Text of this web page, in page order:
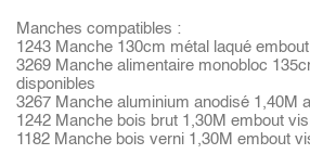
Manches compatibles :
1243 Manche 130cm métal laqué
3269 Manche alimentaire monobloc
disponibles
3267 Manche aluminium anodisé 1,40M
1242 Manche bois brut 1,30M embout vis
1182 Manche bois verni 1,30M embout